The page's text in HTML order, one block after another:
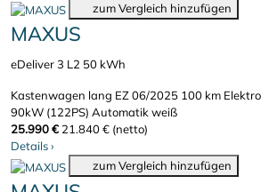
zum Vergleich hinzufügen
MAXUS
eDeliver 3 L2 50 kWh
Kastenwagen lang EZ 06/2025 100 km Elektro
90kW (122PS) Automatikweiß
25.990 € 21.840 € (netto)
Details›
zum Vergleich hinzufügen